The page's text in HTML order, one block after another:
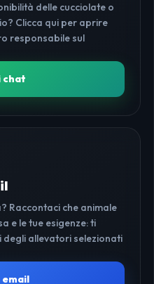
delle cucciolate o
Clicca qui per aprire
responsabile sul
chat
Raccontaci che animale
e le tue esigenze: ti
allevatori selezionati
email